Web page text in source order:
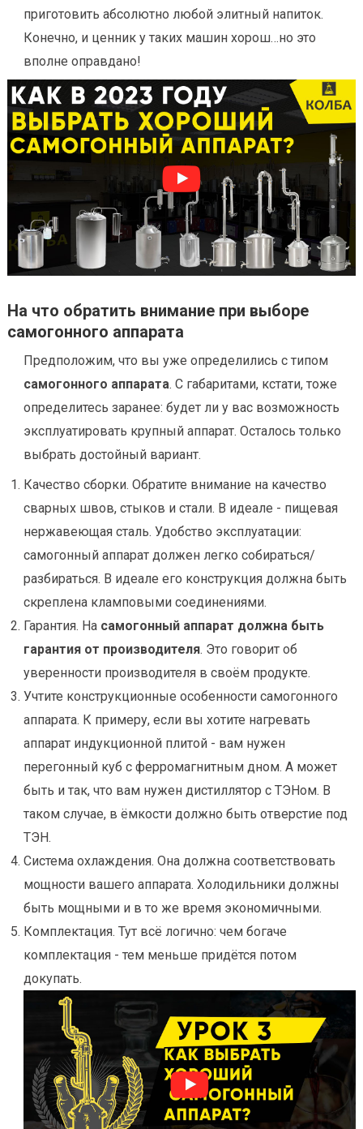
приготовить абсолютно любой элитный напиток.
Конечно, и ценник у таких машин хорош…но это
вполне оправдано!
На что обратить внимание при выборе
самогонного аппарата
Предположим, что вы уже определились с типом
самогонного аппарата. С габаритами, кстати, тоже
определитесь заранее: будет ли у вас возможность
эксплуатировать крупный аппарат. Осталось только
выбрать достойный вариант.
Качество сборки. Обратите внимание на качество
сварных швов, стыков и стали. В идеале - пищевая
нержавеющая сталь. Удобство эксплуатации:
самогонный аппарат должен легко собираться/
разбираться. В идеале его конструкция должна быть
скреплена кламповыми соединениями.
Гарантия. На самогонный аппарат должна быть
гарантия от производителя. Это говорит об
уверенности производителя в своём продукте.
Учтите конструкционные особенности самогонного
аппарата. К примеру, если вы хотите нагревать
аппарат индукционной плитой - вам нужен
перегонный куб с ферромагнитным дном. А может
быть и так, что вам нужен дистиллятор с ТЭНом. В
таком случае, в ёмкости должно быть отверстие под
ТЭН.
Система охлаждения. Она должна соответствовать
мощности вашего аппарата. Холодильники должны
быть мощными и в то же время экономичными.
Комплектация. Тут всё логично: чем богаче
комплектация - тем меньше придётся потом
докупать.